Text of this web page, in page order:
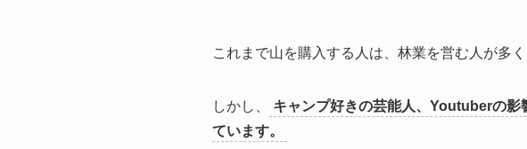
これまで山を購入する人は、林業を営む人が多く
しかし、
キャンプ好きの芸能人、Youtuberの影
ています。